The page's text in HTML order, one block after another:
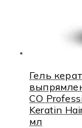
Гель
CO
Keratin
мл